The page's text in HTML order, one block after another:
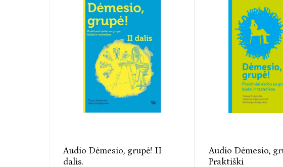
Audio Dėmesio, grupė! II
dalis.
Audio Dėmesio,
Praktiški